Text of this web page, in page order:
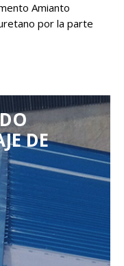
Amianto
por la parte
DE